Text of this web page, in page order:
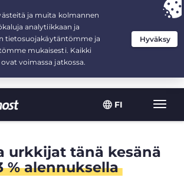
FI
Best Dealfor 2.1666666666667-years at $
/month
urkkijat tänä kesänä
% alennuksella